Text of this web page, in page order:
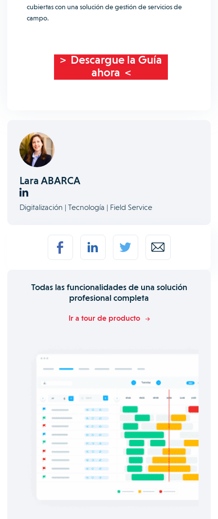
cubiertas con una solución de gestión de servicios de
campo.
> Descargue la Guía
ahora <
Lara ABARCA
Digitalización | Tecnología | Field Service
Todas las funcionalidades de una solución
profesional completa
Ir a tour de producto